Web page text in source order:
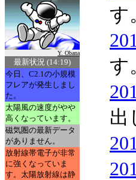
Y. Obana
最新状況 (14:19)
今日、C2.1の小規模
フレアが発生しまし
た。
太陽風の速度がやや
高くなっています。
磁気圏の最新データ
がありません。
放射線帯電子が非常
に強くなっていま
す。太陽放射線は静
す
す
出